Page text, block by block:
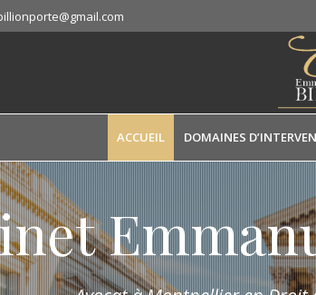
ACCUEIL DOMAINES